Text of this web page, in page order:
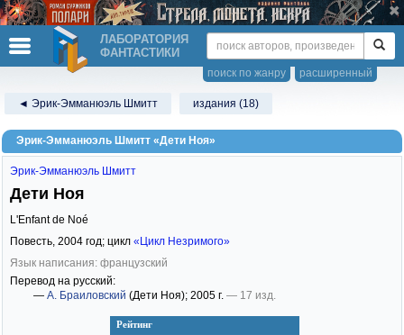
ЛАБОРАТОРИЯ
ФАНТАСТИКИ
расширенный
поиск по жанру
◄ Эрик-Эмманюэль Шмитт издания (18)
Эрик-Эмманюэль Шмитт «Дети Ноя»
Рейтинг
Эрик-Эмманюэль Шмитт
Дети Ноя
L'Enfant de Noé
Повесть, 2004 год; цикл «Цикл Незримого»
Язык написания: французский
Перевод на русский:
— А. Браиловский (Дети Ноя); 2005 г. — 17 изд.